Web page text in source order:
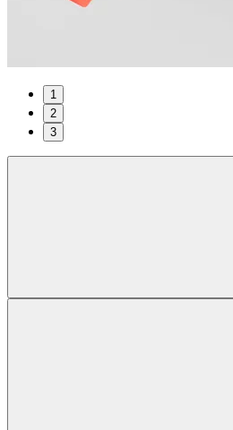
1
2
3